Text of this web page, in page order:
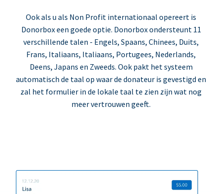
Ook als u als Non Profit internationaal opereert is
Donorbox een goede optie. Donorbox ondersteunt 11
verschillende talen - Engels, Spaans, Chinees, Duits,
Frans, Italiaans, Italiaans, Portugees, Nederlands,
Deens, Japans en Zweeds. Ook pakt het systeem
automatisch de taal op waar de donateur is gevestigd en
zal het formulier in de lokale taal te zien zijn wat nog
meer vertrouwen geeft.